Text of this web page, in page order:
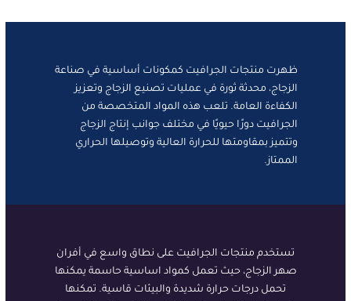
ظهرت منتجات الجرافيت كمكونات أساسية في صناعة
الزجاج، محدثة ثورة في عمليات تصنيع الزجاج وتعزيز
الكفاءة العامة. تلعب هذه المواد المتخصصة من
الجرافيت دورًا حيويًا في مختلف جوانب إنتاج الزجاج
وتتميز بمقاومتها للحرارة العالية وتوصيلها الحراري
الممتاز.
تستخدم منتجات الجرافيت على نطاق واسع في أفران
صهر الزجاج، حيث تعمل كمواد اساسية حاسمة يمكنها
تحمل درجات حرارة شديدة والبيئات قاسية. تمكنها